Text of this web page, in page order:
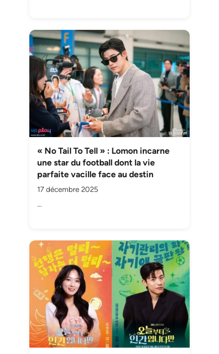
« No Tail To Tell » : Lomon incarne
une star du football dont la vie
parfaite vacille face au destin
17 décembre 2025
…